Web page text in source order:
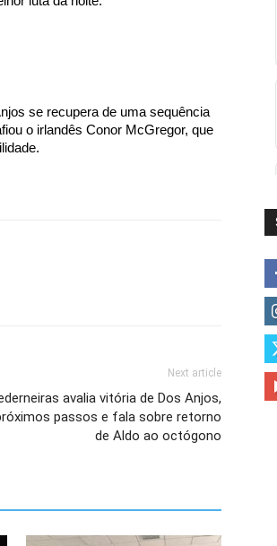
se recupera de uma sequência
o irlandês Conor McGregor, que
Next article
avalia vitória de Dos Anjos,
passos e fala sobre retorno
de Aldo ao octógono